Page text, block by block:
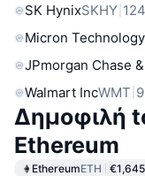
SK HynixSKHY
Micron
JPmorgan Chase
Walmart IncWMT
Δημοφιλή
Ethereum
EthereumETH